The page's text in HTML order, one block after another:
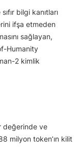
bilgi kanıtları
ifşa etmeden
sağlayan,
Humanity
2 kimlik
değerinde ve
milyon token’ın kilit